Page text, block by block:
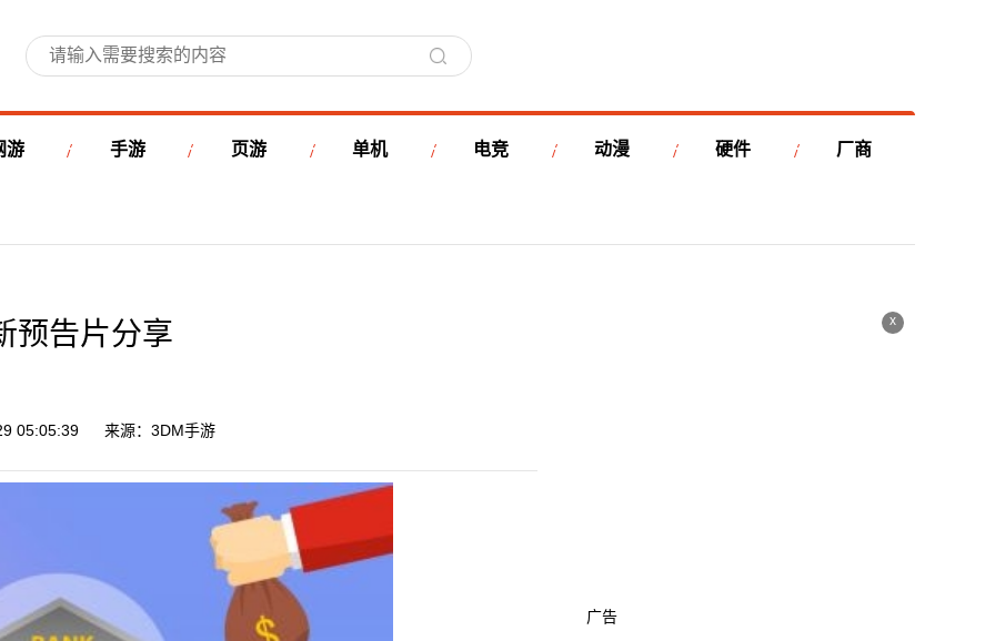
游 手游 页游 单机 电竞 动漫 硬件 厂商
预告片分享
05:05:39 来源：3DM手游
x
广告